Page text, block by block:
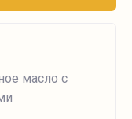
масло с